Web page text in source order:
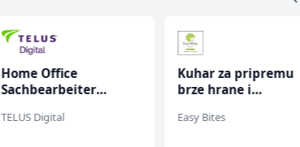
Home Office
Sachbearbeiter
bekannten deutschen
TELUS Digital
Kuhar za pripremu
brze hrane i
ž)
Easy Bites